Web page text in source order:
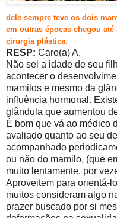
dele sempre teve os dois
em outras épocas chegou
cirurgia plástica.
RESP: Caro(a) A.
Não sei a idade de seu
acontecer o
mamilos e mesmo da
influência hormonal.
glândula que aumentou
É bom que vá ao médico
avaliado quanto ao seu
acompanhado
ou não do mamilo, (que
muito lentamente, por
Aproveitem para orientá-
muitos consideram algo
prazer buscado por si